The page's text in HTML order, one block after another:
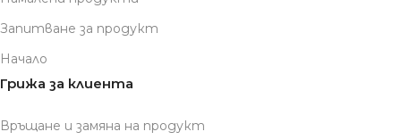
Запитване за продукт
Начало
Грижа за клиента
Връщане и замяна на продукт